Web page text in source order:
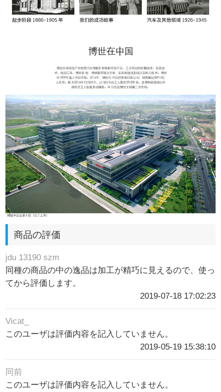
商品の評価
jdu 13190 szm
同種の商品の中の逸品は加工が精巧に見えるので、使っ
てから評価します。
2019-07-18 17:02:23
Vicat_
このユーザは評価内容を記入していません。
2019-05-19 15:38:10
同前
このユーザは評価内容を記入していません。